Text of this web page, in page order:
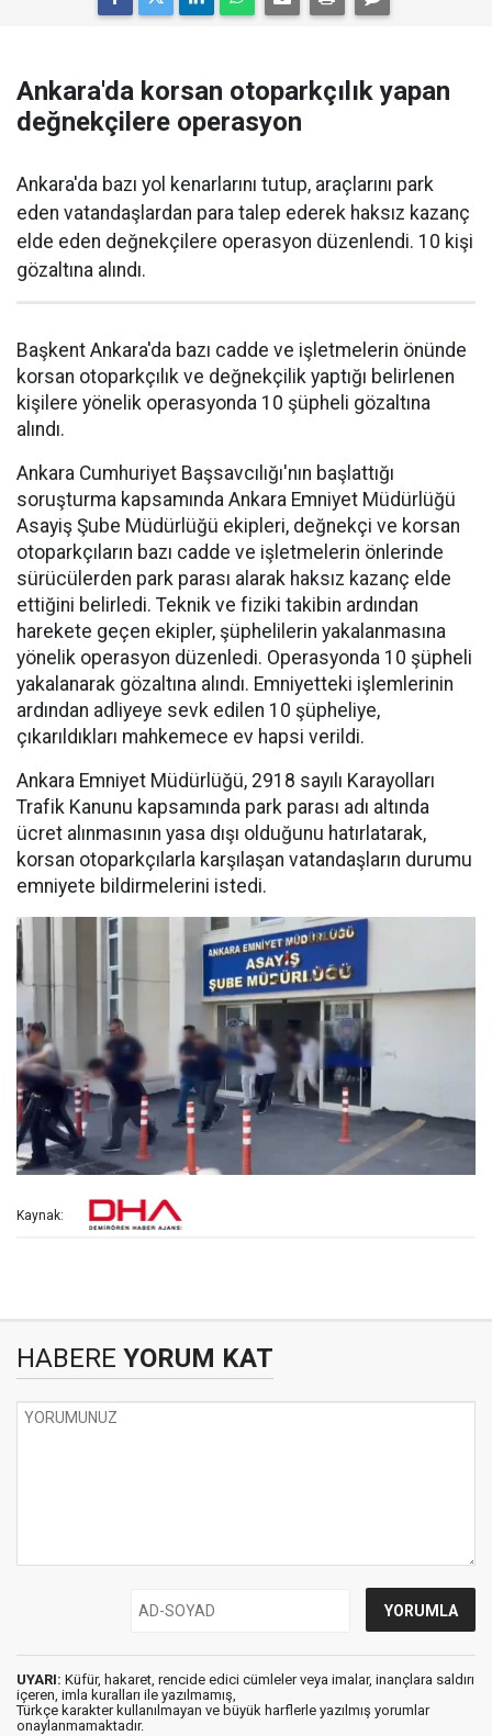
Ankara'da korsan otoparkçılık yapan
değnekçilere operasyon
Ankara'da bazı yol kenarlarını tutup, araçlarını park
eden vatandaşlardan para talep ederek haksız kazanç
elde eden değnekçilere operasyon düzenlendi. 10 kişi
gözaltına alındı.
Başkent Ankara'da bazı cadde ve işletmelerin önünde
korsan otoparkçılık ve değnekçilik yaptığı belirlenen
kişilere yönelik operasyonda 10 şüpheli gözaltına
alındı.
Ankara Cumhuriyet Başsavcılığı'nın başlattığı
soruşturma kapsamında Ankara Emniyet Müdürlüğü
Asayiş Şube Müdürlüğü ekipleri, değnekçi ve korsan
otoparkçıların bazı cadde ve işletmelerin önlerinde
sürücülerden park parası alarak haksız kazanç elde
ettiğini belirledi. Teknik ve fiziki takibin ardından
harekete geçen ekipler, şüphelilerin yakalanmasına
yönelik operasyon düzenledi. Operasyonda 10 şüpheli
yakalanarak gözaltına alındı. Emniyetteki işlemlerinin
ardından adliyeye sevk edilen 10 şüpheliye,
çıkarıldıkları mahkemece ev hapsi verildi.
Ankara Emniyet Müdürlüğü, 2918 sayılı Karayolları
Trafik Kanunu kapsamında park parası adı altında
ücret alınmasının yasa dışı olduğunu hatırlatarak,
korsan otoparkçılarla karşılaşan vatandaşların durumu
emniyete bildirmelerini istedi.
Kaynak:
HABERE YORUM KAT
UYARI: Küfür, hakaret, rencide edici cümleler veya imalar, inançlara saldırı
içeren, imla kuralları ile yazılmamış,
Türkçe karakter kullanılmayan ve büyük harflerle yazılmış yorumlar
onaylanmamaktadır.